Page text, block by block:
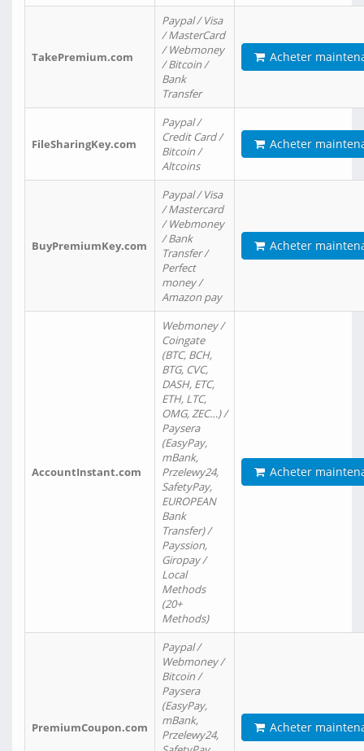
TakePremium.com
Paypal / Visa
/ MasterCard
/ Webmoney
/ Bitcoin /
Bank
Transfer
Acheter
FileSharingKey.com
Paypal /
Credit Card /
Bitcoin /
Altcoins
Acheter
BuyPremiumKey.com
Paypal / Visa
/ Mastercard
/ Webmoney
/ Bank
Transfer /
Perfect
money /
Amazon pay
Acheter
AccountInstant.com
Webmoney /
Coingate
(BTC, BCH,
BTG, CVC,
DASH, ETC,
ETH, LTC,
OMG, ZEC…) /
Paysera
(EasyPay,
mBank,
Przelewy24,
SafetyPay,
EUROPEAN
Bank
Transfer) /
Payssion,
Giropay /
Local
Methods
(20+
Methods)
Acheter
PremiumCoupon.com
Paypal /
Webmoney /
Bitcoin /
Paysera
(EasyPay,
mBank,
Przelewy24,
Acheter